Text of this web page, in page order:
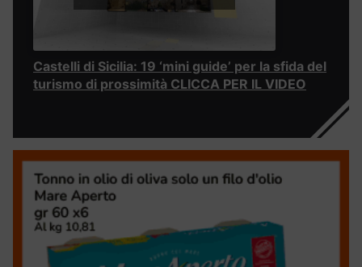
Castelli di Sicilia: 19 ‘mini guide’ per la sfida del
turismo di prossimità CLICCA PER IL VIDEO